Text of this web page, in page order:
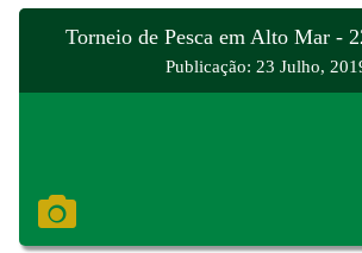
Torneio de Pesca em Alto Mar -
Publicação: 23 Julho,